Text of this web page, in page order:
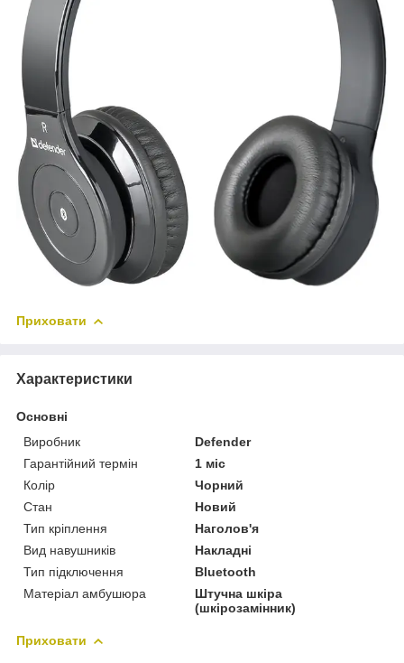
Приховати
Характеристики
Основні
Виробник
Defender
Гарантійний термін
1 міс
Колір
Чорний
Стан
Новий
Тип кріплення
Наголов'я
Вид навушників
Накладні
Тип підключення
Bluetooth
Матеріал амбушюра
Штучна шкіра
(шкірозамінник)
Приховати